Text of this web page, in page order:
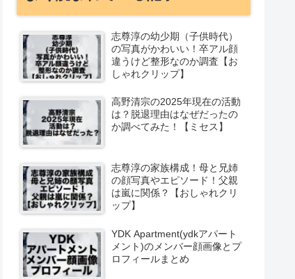
志尊淳の幼少期（子供時代）
の写真がかわいい！卒アル顔
違うけど整形なのか調査【お
しゃれクリップ】
高野清宗の2025年現在の活動
は？脱退理由はなぜだったの
か調べてみた！【ミセス】
志尊淳の家族構成！母と兄姉
の顔写真やエピソード！父親
は嵐に関係？【おしゃれクリ
ップ】
YDK Apartment(ydkアパート
メント)のメンバー顔画像とプ
ロフィールまとめ